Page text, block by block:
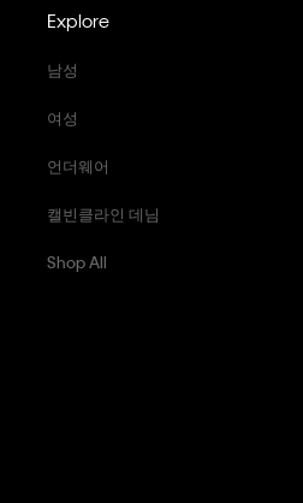
Explore
남성
여성
언더웨어
캘빈클라인 데님
Shop All